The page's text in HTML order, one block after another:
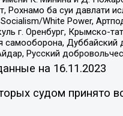
ба суи давлати
White Power,
г. Оренбург, Крымско-
Дуббайский
Русский
на 16.11.2023
судом принято